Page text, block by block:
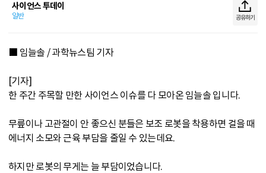
사이언스 투데이
일반 공유하기
■ 임늘솔 / 과학뉴스팀 기자
[기자]
한 주간 주목할 만한 사이언스 이슈를 다 모아온 임늘솔 입니다.
무릎이나 고관절이 안 좋으신 분들은 보조 로봇을 착용하면 걸을 때
에너지 소모와 근육 부담을 줄일 수 있는데요.
하지만 로봇의 무게는 늘 부담이었습니다.